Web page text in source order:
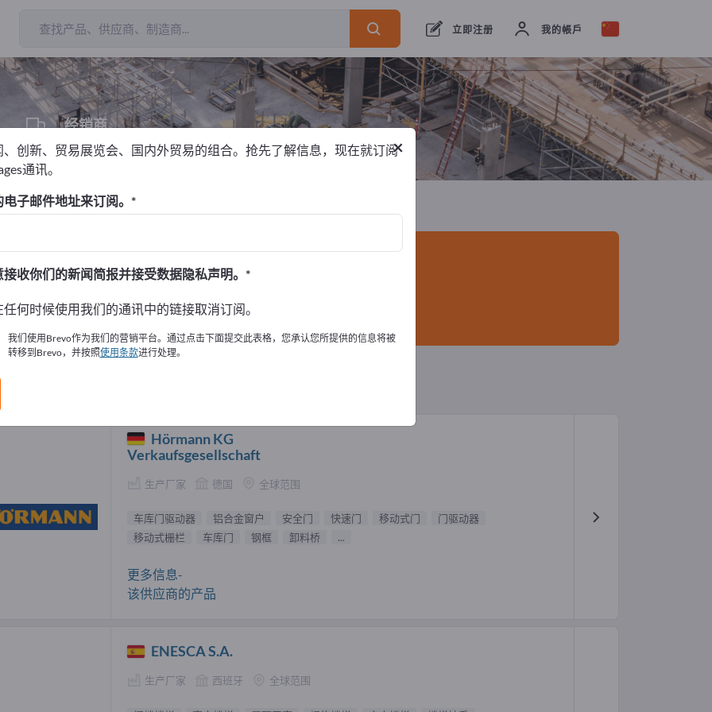
立即注册 我的帳戶
经销商
5
出口商93 制造商88 经销商
與產品資訊。
訊
應商 (94)
Hörmann KG
Verkaufsgesellschaft
生产厂家 德国 全球范围
车库门驱动器 铝合金窗户 安全门 快速门 移动式门
门驱动器
移动式栅栏
车库门 钢框 卸料桥 ...
更多信息-
该供应商的产品
ENESCA S.A.
生产厂家 西班牙 全球范围
×
、创新、贸易展览会、国内外贸易的组合。抢先了解信息，现在就订阅
通讯。
子邮件地址来订阅。
收你们的新闻简报并接受数据隐私声明。
何时候使用我们的通讯中的链接取消订阅。
我们使用Brevo作为我们的营销平台。通过点击下面提交此表格，您承认您所提供的信息将被
转移到Brevo，并按照使用条款进行处理。